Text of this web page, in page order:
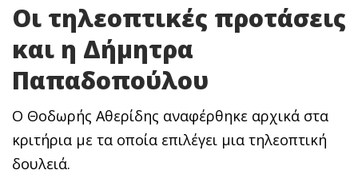
Οι τηλεοπτικές προτάσεις
και η Δήμητρα
Παπαδοπούλου
Ο Θοδωρής Αθερίδης αναφέρθηκε αρχικά στα
κριτήρια με τα οποία επιλέγει μια τηλεοπτική
δουλειά.